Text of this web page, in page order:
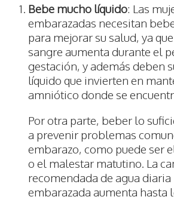
Bebe mucho líquido: Las
embarazadas necesitan
para mejorar su salud, ya
sangre aumenta durante el
gestación, y además deben
líquido que invierten en
amniótico donde se
Por otra parte, beber lo
a prevenir problemas
embarazo, como puede ser
o el malestar matutino. La
recomendada de agua
embarazada aumenta hasta